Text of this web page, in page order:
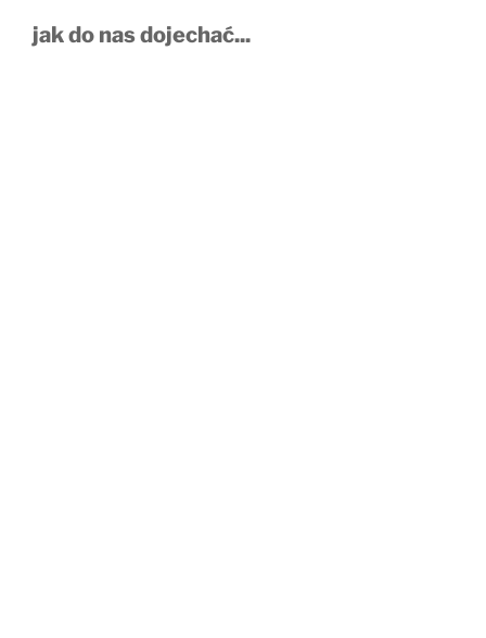
jak do nas dojechać...